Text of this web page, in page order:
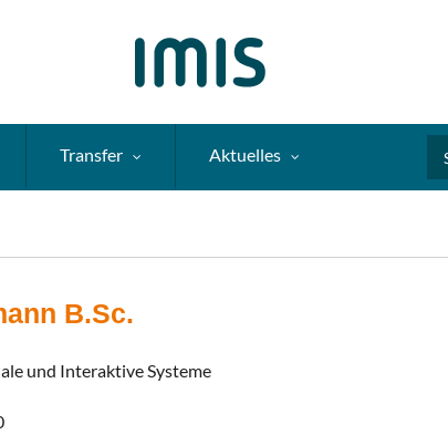
Transfer Aktuelles
B.Sc.
und Interaktive Systeme